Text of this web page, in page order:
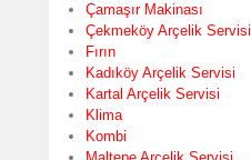
Çamaşır Makinası
Çekmeköy Arçelik Servisi
Fırın
Kadıköy Arçelik Servisi
Kartal Arçelik Servisi
Klima
Kombi